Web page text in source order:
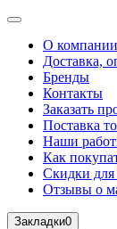
О компании
Доставка,
Бренды
Контакты
Заказать
Поставка
Наши
Как
Скидки
Отзывы о
Закладки0